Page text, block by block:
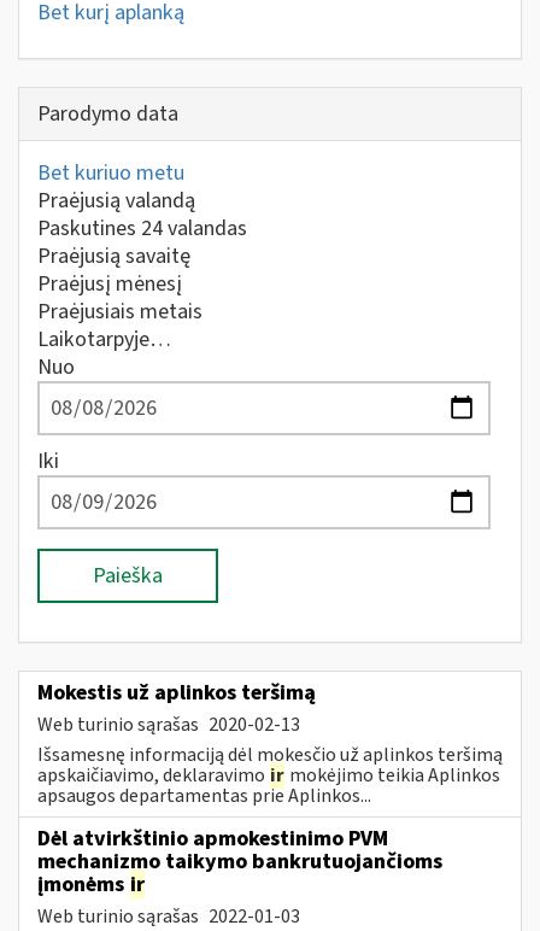
Bet kurį aplanką
Parodymo data
Bet kuriuo metu
Praėjusią valandą
Paskutines 24 valandas
Praėjusią savaitę
Praėjusį mėnesį
Praėjusiais metais
Laikotarpyje…
Nuo
Iki
Paieška
Mokestis už aplinkos teršimą
Web turinio sąrašas 2020-02-13
Išsamesnę informaciją dėl mokesčio už aplinkos teršimą
apskaičiavimo, deklaravimo ir mokėjimo teikia Aplinkos
apsaugos departamentas prie Aplinkos...
Dėl atvirkštinio apmokestinimo PVM
mechanizmo taikymo bankrutuojančioms
įmonėms ir
Web turinio sąrašas 2022-01-03